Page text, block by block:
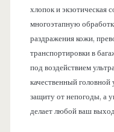
хлопок и экзотическая
многоэтапную
раздражения кожи,
транспортировки в
под воздействием
качественный
защиту от непогоды, а
делает любой ваш